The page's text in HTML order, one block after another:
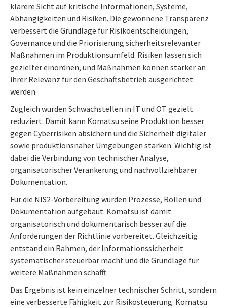
klarere Sicht auf kritische Informationen, Systeme,
Abhängigkeiten und Risiken. Die gewonnene Transparenz
verbessert die Grundlage für Risikoentscheidungen,
Governance und die Priorisierung sicherheitsrelevanter
Maßnahmen im Produktionsumfeld. Risiken lassen sich
gezielter einordnen, und Maßnahmen können stärker an
ihrer Relevanz für den Geschäftsbetrieb ausgerichtet
werden.
Zugleich wurden Schwachstellen in IT und OT gezielt
reduziert. Damit kann Komatsu seine Produktion besser
gegen Cyberrisiken absichern und die Sicherheit digitaler
sowie produktionsnaher Umgebungen stärken. Wichtig ist
dabei die Verbindung von technischer Analyse,
organisatorischer Verankerung und nachvollziehbarer
Dokumentation.
Für die NIS2-Vorbereitung wurden Prozesse, Rollen und
Dokumentation aufgebaut. Komatsu ist damit
organisatorisch und dokumentarisch besser auf die
Anforderungen der Richtlinie vorbereitet. Gleichzeitig
entstand ein Rahmen, der Informationssicherheit
systematischer steuerbar macht und die Grundlage für
weitere Maßnahmen schafft.
Das Ergebnis ist kein einzelner technischer Schritt, sondern
eine verbesserte Fähigkeit zur Risikosteuerung. Komatsu